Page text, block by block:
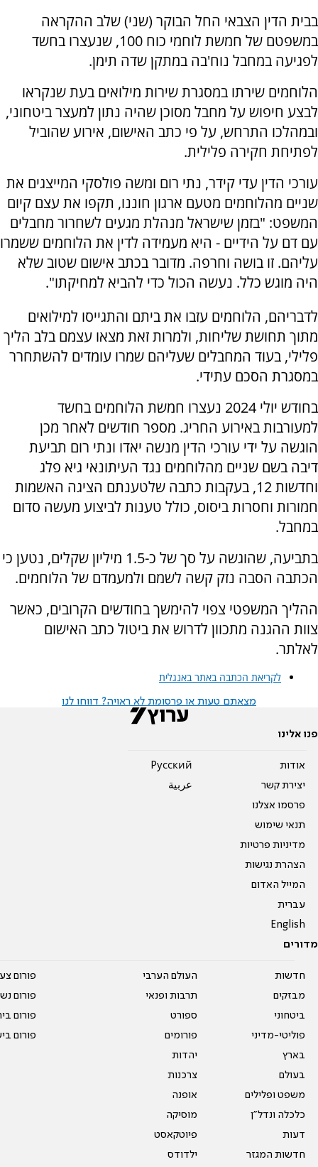
בבית הדין הצבאי החל הבוקר (שני) שלב ההקראה
במשפטם של חמשת לוחמי כוח 100, שנעצרו בחשד
לפגיעה במחבל נוח'בה במתקן שדה תימן.
הלוחמים שירתו במסגרת שירות מילואים בעת שנקראו
לבצע חיפוש על מחבל מסוכן שהיה נתון למעצר ביטחוני,
ובמהלכו התרחש, על פי כתב האישום, אירוע שהוביל
לפתיחת חקירה פלילית.
עורכי הדין עדי קידר, נתי רום ומשה פולסקי המייצגים את
שניים מהלוחמים מטעם ארגון חוננו, תקפו את עצם קיום
המשפט: "בזמן שישראל מנהלת מגעים לשחרור מחבלים
עם דם על הידיים - היא מעמידה לדין את הלוחמים ששמרו
עליהם. זו בושה וחרפה. מדובר בכתב אישום שטוב שלא
היה מוגש כלל. נעשה הכול כדי להביא למחיקתו".
לדבריהם, הלוחמים עזבו את ביתם והתגייסו למילואים
מתוך תחושת שליחות, ולמרות זאת מצאו עצמם בלב הליך
פלילי, בעוד המחבלים שעליהם שמרו עומדים להשתחרר
במסגרת הסכם עתידי.
בחודש יולי 2024 נעצרו חמשת הלוחמים בחשד
למעורבות באירוע החריג. מספר חודשים לאחר מכן
הוגשה על ידי עורכי הדין מנשה יאדו ונתי רום תביעת
דיבה בשם שניים מהלוחמים נגד העיתונאי גיא פלג
וחדשות 12, בעקבות כתבה שלטענתם הציגה האשמות
חמורות וחסרות ביסוס, כולל טענות לביצוע מעשה סדום
במחבל.
בתביעה, שהוגשה על סך של כ-1.5 מיליון שקלים, נטען כי
הכתבה הסבה נזק קשה לשמם ולמעמדם של הלוחמים.
ההליך המשפטי צפוי להימשך בחודשים הקרובים, כאשר
צוות ההגנה מתכוון לדרוש את ביטול כתב האישום
לאלתר.
לקריאת הכתבה באתר באנגלית
מצאתם טעות או פרסומת לא ראויה? דווחו לנו
פנו אלינו
אודות
יצירת קשר
פרסמו אצלנו
תנאי שימוש
מדיניות פרטיות
הצהרת נגישות
המייל האדום
עברית
English
Pусский
عربية
מדורים
חדשות
מבזקים
ביטחוני
פוליטי-מדיני
בארץ
בעולם
משפט ופלילים
כלכלה ונדל"ן
דעות
חדשות המגזר
העולם הערבי
תרבות ופנאי
ספורט
פורומים
יהדות
צרכנות
אופנה
מוסיקה
פיוטקאסט
ילדודס
פורום
פורום
פורום
פורום